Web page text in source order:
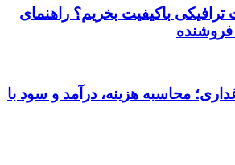
ترافیکی باکیفیت بخریم؟ راهنمای
فروشنده
محاسبه هزینه، درآمد و سود با